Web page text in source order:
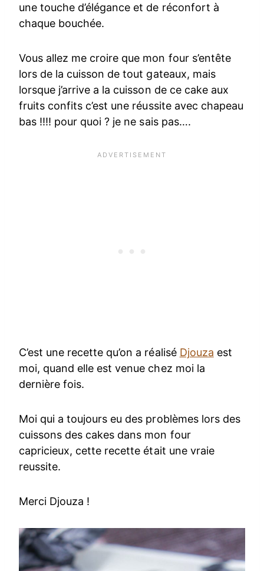
une touche d’élégance et de réconfort à
chaque bouchée.
Vous allez me croire que mon four s’entête
lors de la cuisson de tout gateaux, mais
lorsque j’arrive a la cuisson de ce cake aux
fruits confits c’est une réussite avec chapeau
bas !!!! pour quoi ? je ne sais pas….
C’est une recette qu’on a réalisé Djouza est
moi, quand elle est venue chez moi la
dernière fois.
Moi qui a toujours eu des problèmes lors des
cuissons des cakes dans mon four
capricieux, cette recette était une vraie
reussite.
Merci Djouza !